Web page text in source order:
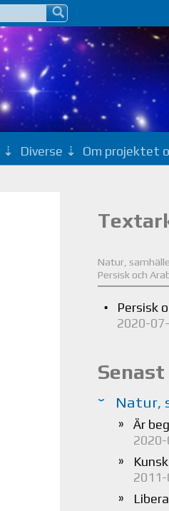
Diverse Om projektet
Natur,
Persisk och
Persisk
2020-
Natur,
Är